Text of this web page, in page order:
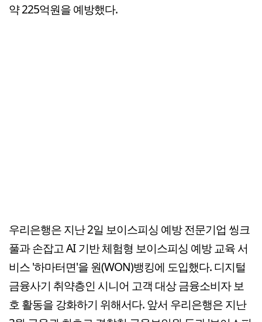
약 225억원을 예방했다.
우리은행은 지난 2일 보이스피싱 예방 전문기업 씽크
풀과 손잡고 AI 기반 체험형 보이스피싱 예방 교육 서
비스 '하마터면'을 원(WON)뱅킹에 도입했다. 디지털
금융사기 취약층인 시니어 고객 대상 금융소비자 보
호 활동을 강화하기 위해서다. 앞서 우리은행은 지난